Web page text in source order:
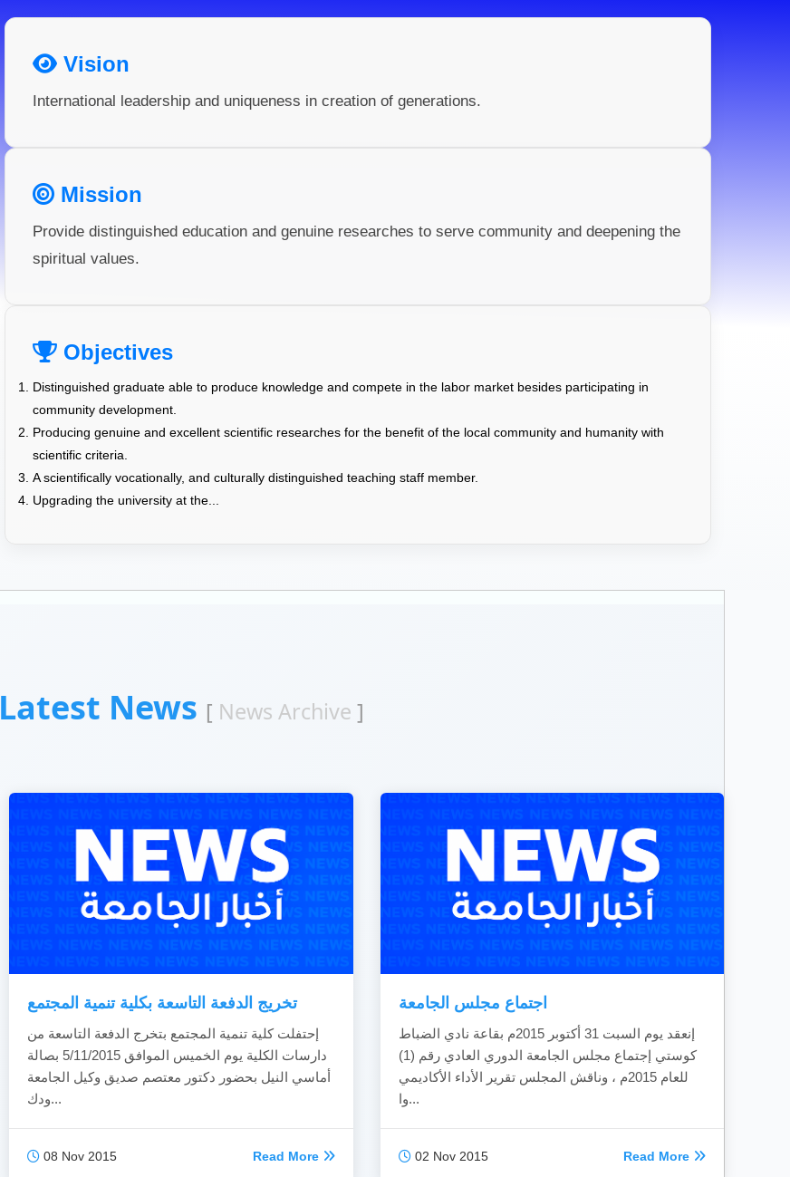
Vision
International leadership and uniqueness in creation of generations.
Mission
Provide distinguished education and genuine researches to serve community and deepening the
spiritual values.
Objectives
Distinguished graduate able to produce knowledge and compete in the labor market besides participating in
community development.
Producing genuine and excellent scientific researches for the benefit of the local community and humanity with
scientific criteria.
A scientifically vocationally, and culturally distinguished teaching staff member.
Upgrading the university at the...
Latest News [ News Archive ]
تخريج الدفعة التاسعة بكلية تنمية المجتمع
إحتفلت كلية تنمية المجتمع بتخرج الدفعة التاسعة من
دارسات الكلية يوم الخميس الموافق 5/11/2015 بصالة
أماسي النيل بحضور دكتور معتصم صديق وكيل الجامعة
ودك...
08 Nov 2015 Read More
اجتماع مجلس الجامعة
إنعقد يوم السبت 31 أكتوبر 2015م بقاعة نادي الضباط
كوستي إجتماع مجلس الجامعة الدوري العادي رقم (1)
للعام 2015م ، وناقش المجلس تقرير الأداء الأكاديمي
وا...
02 Nov 2015 Read More